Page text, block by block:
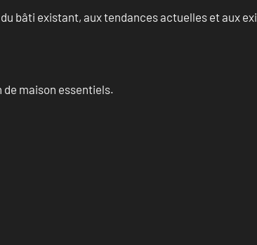
bâti existant, aux tendances actuelles et aux
maison essentiels.